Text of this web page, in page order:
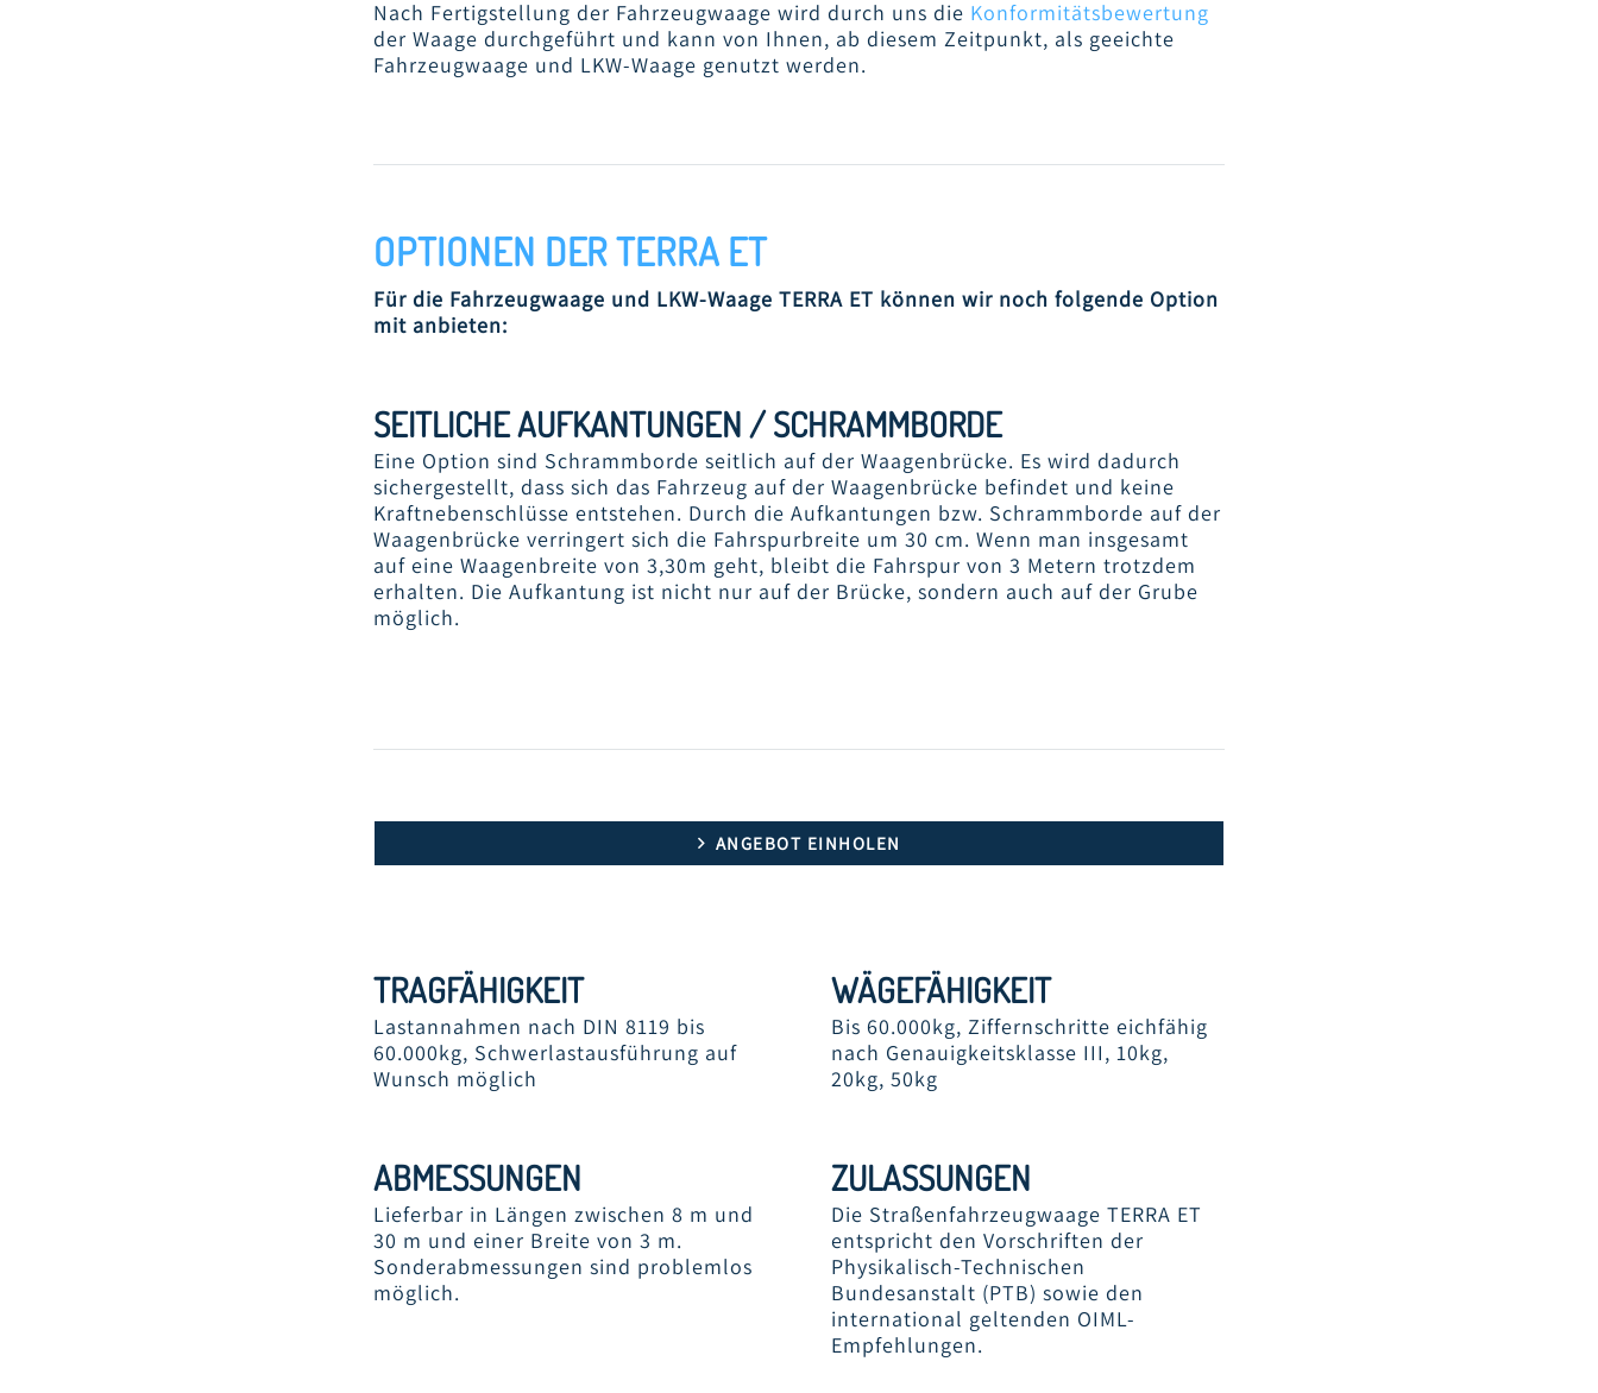
Nach Fertigstellung der Fahrzeugwaage wird durch uns die Konformitätsbewertung
der Waage durchgeführt und kann von Ihnen, ab diesem Zeitpunkt, als geeichte
Fahrzeugwaage und LKW-Waage genutzt werden.
OPTIONEN DER TERRA ET
Für die Fahrzeugwaage und LKW-Waage TERRA ET können wir noch folgende Option
mit anbieten:
SEITLICHE AUFKANTUNGEN / SCHRAMMBORDE
Eine Option sind Schrammborde seitlich auf der Waagenbrücke. Es wird dadurch
sichergestellt, dass sich das Fahrzeug auf der Waagenbrücke befindet und keine
Kraftnebenschlüsse entstehen. Durch die Aufkantungen bzw. Schrammborde auf der
Waagenbrücke verringert sich die Fahrspurbreite um 30 cm. Wenn man insgesamt
auf eine Waagenbreite von 3,30m geht, bleibt die Fahrspur von 3 Metern trotzdem
erhalten. Die Aufkantung ist nicht nur auf der Brücke, sondern auch auf der Grube
möglich.
AUFKANTUNG AUF
AUFKANTUNG /
AUFKANTUNG BEI
ANGEBOT EINHOLEN
TRAGFÄHIGKEIT
Lastannahmen nach DIN 8119 bis
60.000kg, Schwerlastausführung auf
Wunsch möglich
ABMESSUNGEN
Lieferbar in Längen zwischen 8 m und
30 m und einer Breite von 3 m.
Sonderabmessungen sind problemlos
möglich.
WÄGEFÄHIGKEIT
Bis 60.000kg, Ziffernschritte eichfähig
nach Genauigkeitsklasse III, 10kg,
20kg, 50kg
ZULASSUNGEN
Die Straßenfahrzeugwaage TERRA ET
entspricht den Vorschriften der
Physikalisch-Technischen
Bundesanstalt (PTB) sowie den
international geltenden OIML-
Empfehlungen.